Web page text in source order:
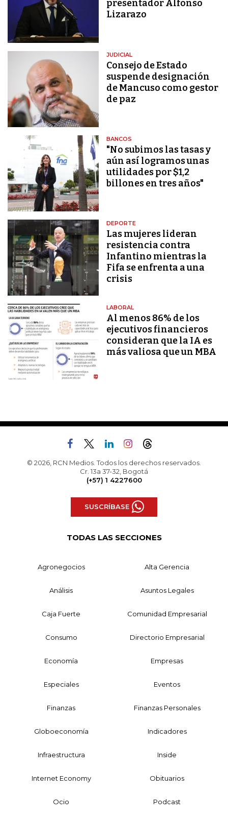
presentador Alfonso
Lizarazo
JUDICIAL
Consejo de Estado
suspende designación
de Mancuso como gestor
de paz
BANCOS
"No subimos las tasas y
aún así logramos unas
utilidades por $1,2
billones en tres años"
DEPORTE
Las mujeres lideran
resistencia contra
Infantino mientras la
Fifa se enfrenta a una
crisis
LABORAL
Al menos 86% de los
ejecutivos financieros
consideran que la IA es
más valiosa que un MBA
© 2026, RCN Medios. Todos los derechos reservados.
Cr. 13a 37-32, Bogotá
(+57) 1 4227600
SUSCRÍBASE
TODAS LAS SECCIONES
Agronegocios Alta Gerencia
Análisis Asuntos Legales
Caja Fuerte Comunidad Empresarial
Consumo Directorio Empresarial
Economía Empresas
Especiales Eventos
Finanzas Finanzas Personales
Globoeconomía Indicadores
Infraestructura Inside
Internet Economy Obituarios
Ocio Podcast